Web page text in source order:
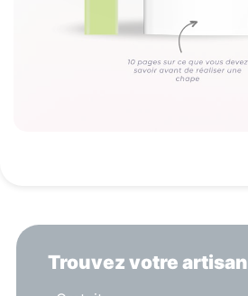
Trouvez votre artisan